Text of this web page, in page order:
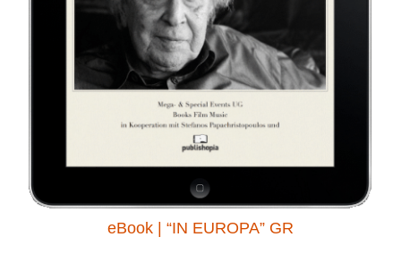
StF-co-workers
eBook | “IN EUROPA” GR